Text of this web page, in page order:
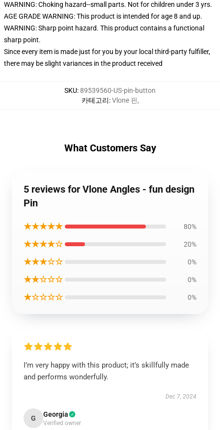
WARNING: Choking hazard--small parts. Not for children under 3 yrs.
AGE GRADE WARNING: This product is intended for age 8 and up.
WARNING: Sharp point hazard. This product contains a functional
sharp point.
Since every item is made just for you by your local third-party fulfiller,
there may be slight variances in the product received
SKU:89539560-US-pin-button
카테고리:Vlone 핀,
What Customers Say
5 reviews for Vlone Angles - fun design
Pin
★★★★★ 80%
★★★★☆ 20%
★★★☆☆ 0%
★★☆☆☆ 0%
★☆☆☆☆ 0%
I’m very happy with this product; it’s skillfully made
and performs wonderfully.
Dec 7, 2024
G Georgia
Verified owner